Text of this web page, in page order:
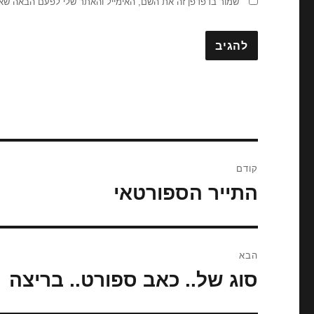
קודם
הפוסט
התייר הספורטאי
הבא
הפוסט
סוג של.. כאב ספורט.. בריצה